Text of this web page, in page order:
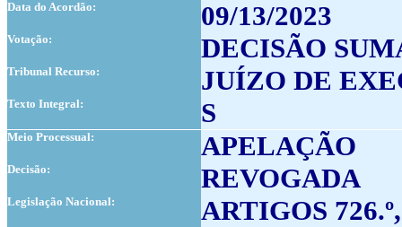
Data do Acordão: 09/13/2023
Votação: DECISÃO
Tribunal Recurso: JUÍZO DE
Texto Integral: S
Meio Processual: APELAÇÃO
Decisão: REVOGADA
Legislação Nacional: ARTIGOS